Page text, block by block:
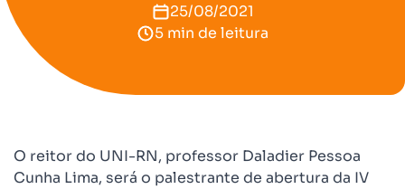
25/08/2021
5 min de leitura
O reitor do UNI-RN, professor Daladier Pessoa
Cunha Lima, será o palestrante de abertura da IV